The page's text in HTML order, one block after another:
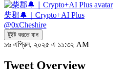
柴郡🔔｜Crypto+AI Plus
@0xCheshire
টুইট করতে যান
১৬ এপ্রিল, ২০২৫ এ ১১:৩২ AM
Tweet Overview